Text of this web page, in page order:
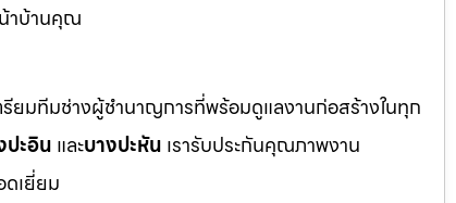
าบ้านคุณ
รียมทีมช่างผู้ชำนาญการที่พร้อมดูแลงานก่อสร้างในทุก
ปะอิน และบางปะหัน เรารับประกันคุณภาพงาน
เยี่ยม